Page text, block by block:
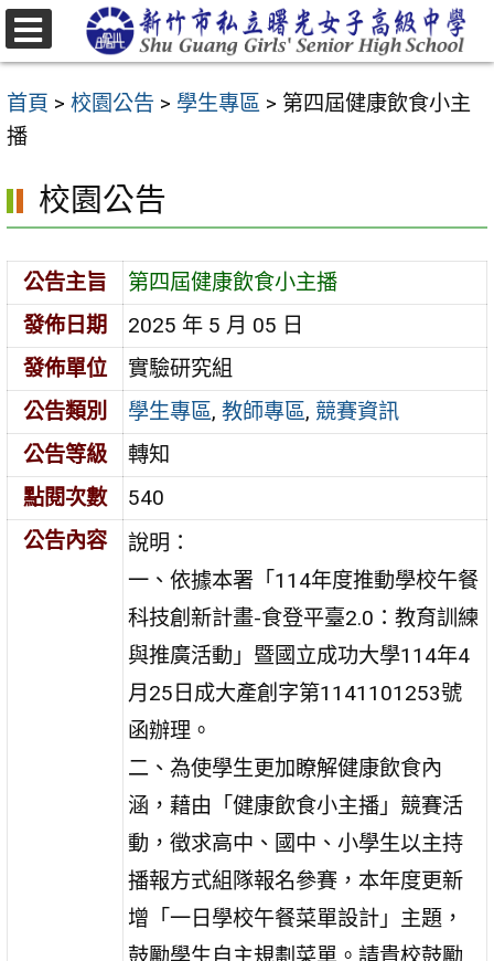
跳
至
要
內
區
首頁 > 校園公告 > 學生專區 > 第四屆健康飲食小主
播
校園公告
公告主旨
第四屆健康飲食小主播
發佈日期
2025 年 5 月 05 日
發佈單位
實驗研究組
公告類別
學生專區,教師專區, 競賽資訊
公告等級
轉知
點閱次數
540
公告內容
說明：
一、依據本署「114年度推動學校午餐
科技創新計畫-食登平臺2.0：教育訓練
與推廣活動」暨國立成功大學114年4
月25日成大產創字第1141101253號
函辦理。
二、為使學生更加瞭解健康飲食內
涵，藉由「健康飲食小主播」競賽活
動，徵求高中、國中、小學生以主持
播報方式組隊報名參賽，本年度更新
增「一日學校午餐菜單設計」主題，
選
單